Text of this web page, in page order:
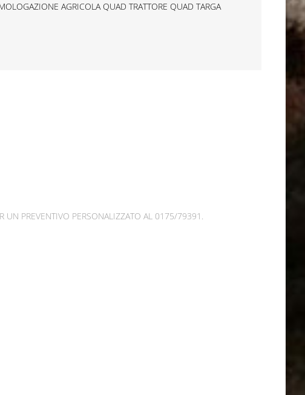
AGRICOLA QUAD TRATTORE QUAD TARGA
UN PREVENTIVO PERSONALIZZATO AL 0175/79391.